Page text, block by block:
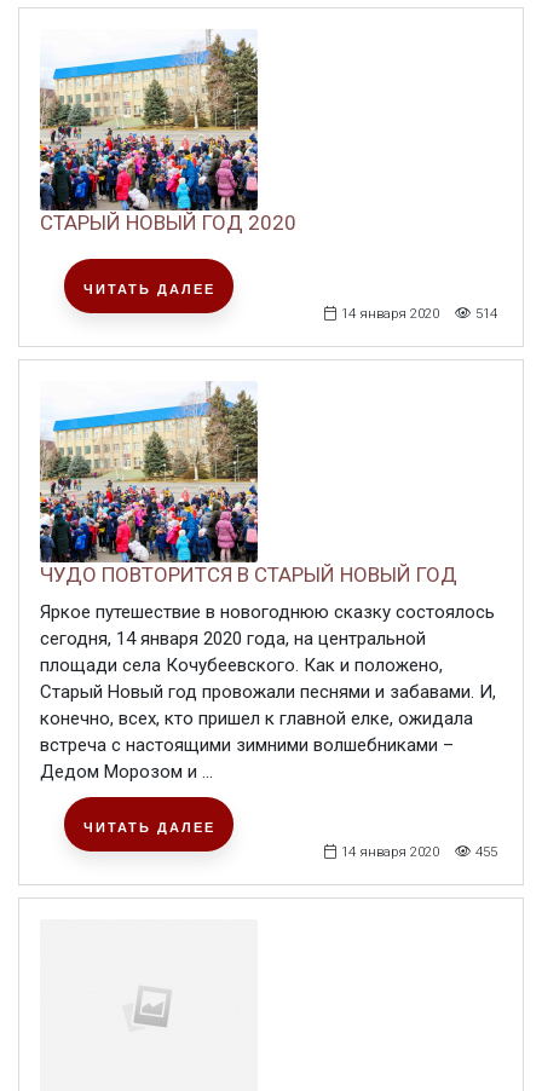
СТАРЫЙ НОВЫЙ ГОД 2020
14 января 2020 514
ЧИТАТЬ ДАЛЕЕ
ЧУДО ПОВТОРИТСЯ В СТАРЫЙ НОВЫЙ ГОД
Яркое путешествие в новогоднюю сказку состоялось
сегодня, 14 января 2020 года, на центральной
площади села Кочубеевского. Как и положено,
Старый Новый год провожали песнями и забавами. И,
конечно, всех, кто пришел к главной елке, ожидала
встреча с настоящими зимними волшебниками –
Дедом Морозом и ...
14 января 2020 455
ЧИТАТЬ ДАЛЕЕ